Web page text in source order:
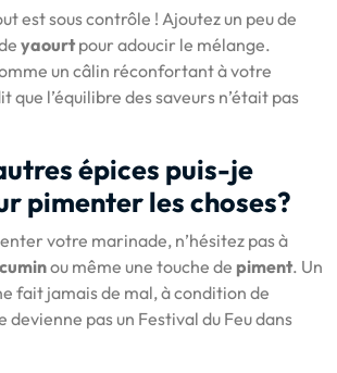
est sous contrôle ! Ajoutez un peu de
yaourt pour adoucir le mélange.
un câlin réconfortant à votre
que l’équilibre des saveurs n’était pas
épices puis-je
pimenter les choses?
votre marinade, n’hésitez pas à
cuminou même une touche de piment. Un
fait jamais de mal, à condition de
devienne pas un Festival du Feu dans